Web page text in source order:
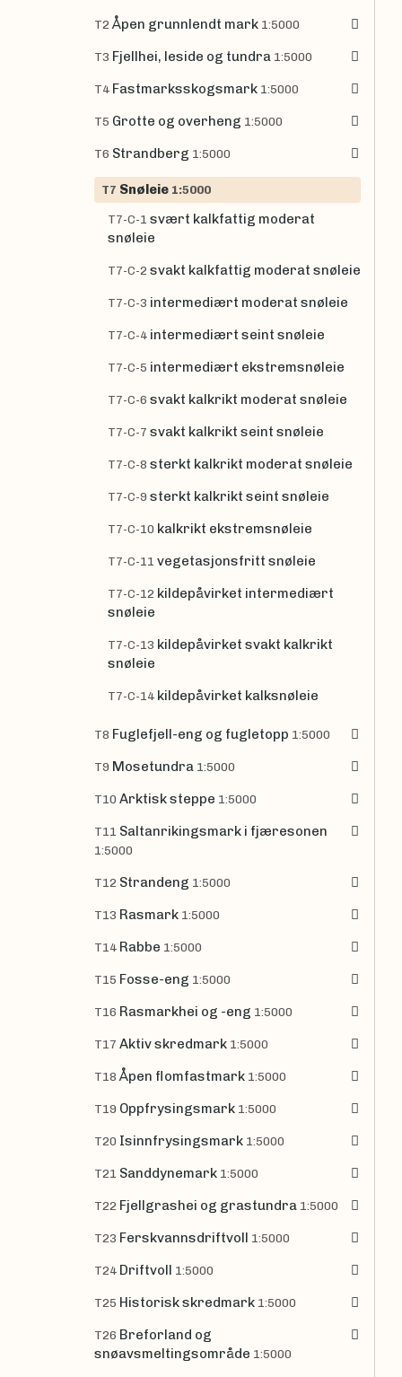
T2Åpen grunnlendt mark 1:5000
T3 Fjellhei, leside og tundra 1:5000
T4 Fastmarksskogsmark 1:5000
T5 Grotte og overheng 1:5000
T6 Strandberg 1:5000
T7 Snøleie 1:5000
T7-C-1 svært kalkfattig moderat
snøleie
T7-C-2 svakt kalkfattig moderat snøleie
T7-C-3 intermediært moderat snøleie
T7-C-4 intermediært seint snøleie
T7-C-5 intermediært ekstremsnøleie
T7-C-6 svakt kalkrikt moderat snøleie
T7-C-7 svakt kalkrikt seint snøleie
T7-C-8 sterkt kalkrikt moderat snøleie
T7-C-9 sterkt kalkrikt seint snøleie
T7-C-10 kalkrikt ekstremsnøleie
T7-C-11 vegetasjonsfritt snøleie
T7-C-12 kildepåvirket intermediært
snøleie
T7-C-13 kildepåvirket svakt kalkrikt
snøleie
T7-C-14 kildepåvirket kalksnøleie
T8 Fuglefjell-eng og fugletopp 1:5000
T9 Mosetundra 1:5000
T10 Arktisk steppe 1:5000
T11 Saltanrikingsmark i fjæresonen
1:5000
T12 Strandeng 1:5000
T13 Rasmark 1:5000
T14 Rabbe 1:5000
T15 Fosse-eng 1:5000
T16 Rasmarkhei og -eng 1:5000
T17 Aktiv skredmark 1:5000
T18Åpen flomfastmark 1:5000
T19 Oppfrysingsmark 1:5000
T20 Isinnfrysingsmark 1:5000
T21 Sanddynemark 1:5000
T22 Fjellgrashei og grastundra 1:5000
T23 Ferskvannsdriftvoll 1:5000
T24 Driftvoll 1:5000
T25 Historisk skredmark 1:5000
T26 Breforland og
snøavsmeltingsområde 1:5000